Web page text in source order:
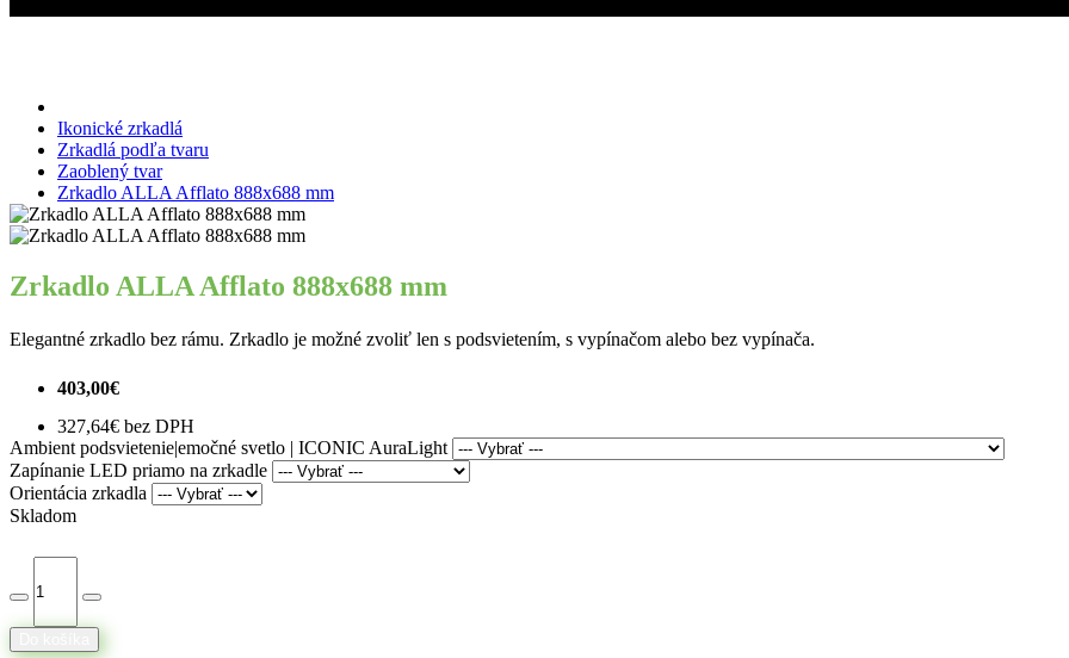
Ikonické zrkadlá
Zrkadlá podľa tvaru
Zaoblený tvar
Zrkadlo ALLA Afflato 888x688 mm
Zrkadlo ALLA Afflato 888x688 mm
Elegantné zrkadlo bez rámu. Zrkadlo je možné zvoliť len s podsvietením, s vypínačom alebo bez vypínača.
403,00€
327,64€ bez DPH
Ambient podsvietenie|emočné svetlo | ICONIC AuraLight
Zapínanie LED priamo na zrkadle
Orientácia zrkadla
Skladom